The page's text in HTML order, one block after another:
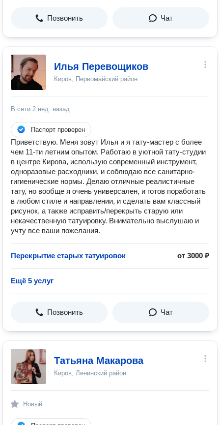
Позвонить Чат
Илья Перевощиков
Киров, Первомайский район
В сети 2 нед. назад
Паспорт проверен
Приветствую. Меня зовут Илья и я тату-мастер с более
чем 11-ти летним опытом. Работаю в уютной тату-студии
в центре Кирова, использую современный инструмент,
одноразовые расходники, и соблюдаю все санитарно-
гигиенические нормы. Делаю отличные реалистичные
тату, но вообще я очень универсален, и готов поработать
в любом стиле и направлении, и сделать вам классный
рисунок, а также исправить/перекрыть старую или
некачественную татуировку. Внимательно выслушаю и
учту все ваши пожелания.
Перекрытие старых татуировок от 3000 ₽
Ещё 5 услуг
Позвонить Чат
Татьяна Макарова
Киров, Ленинский район
Новый